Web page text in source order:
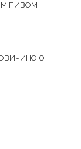
ПИВОМ